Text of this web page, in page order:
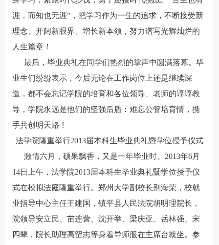
涯，而知也无涯”，把学习作为一生的追求，不断接受新
理念、开阔新眼界、增长新本领，努力谱写光辉灿烂的
人生篇章！
最后，毕业典礼在同学们热烈的掌声中圆满落幕。毕
业生们纷纷表示，今后无论在工作岗位上还是继续深
造，都不会忘记学院的培育和各位领导、老师的谆谆教
导，学院永远是他们的坚强后盾：难忘公管培育情，携
手共创明天路！
法学院隆重举行2013届本科生毕业典礼暨学位授予仪式
激情六月，硕果飘香，又是一年毕业时。2013年6月
14日上午，法学院2013届本科生毕业典礼暨学位授予仪
式在模拟法庭隆重举行。郑州大学副校长别海荣，校就
业指导中心主任王建国，镇平县人民法院胡明理院长，
院领导安立民、苗连营、沈开举、梁庆亚、岳林强、宋
四辈，院长助理高留志等身着导师服在主席台就坐。参